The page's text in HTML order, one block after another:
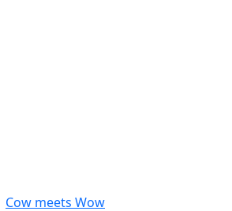
Cow meets Wow